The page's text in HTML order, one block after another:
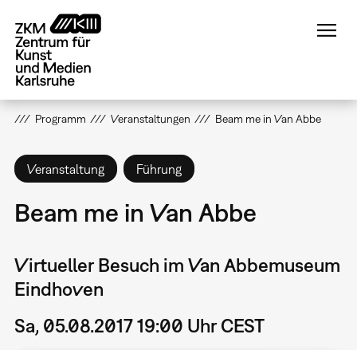
zum
Inhalt
Programm Veranstaltungen Beam me in Van Abbe
Veranstaltung Führung
Beam me in Van Abbe
Virtueller Besuch im Van Abbemuseum
Eindhoven
Sa, 05.08.2017 19:00 Uhr CEST